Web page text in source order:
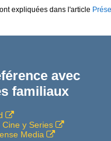
expliquées dans l'article
avec
familiaux
y Series
Media